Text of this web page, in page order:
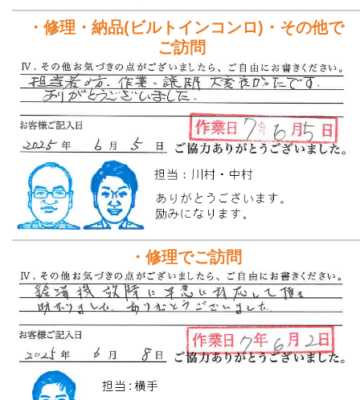
・修理・納品(ビルトインコンロ)・その他で
ご訪問
・修理でご訪問